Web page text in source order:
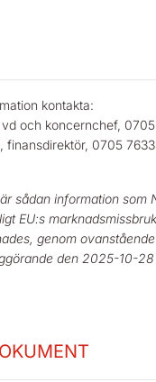
kontakta:
vd och koncernchef,
finansdirektör, 0705
sådan information som
EU:s
genom
den 2025-10-28